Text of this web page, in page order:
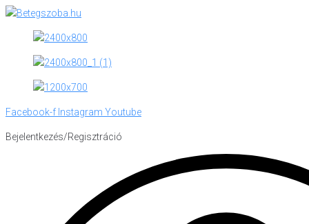
Skip
content
Facebook-f Instagram Youtube
Bejelentkezés/Regisztráció